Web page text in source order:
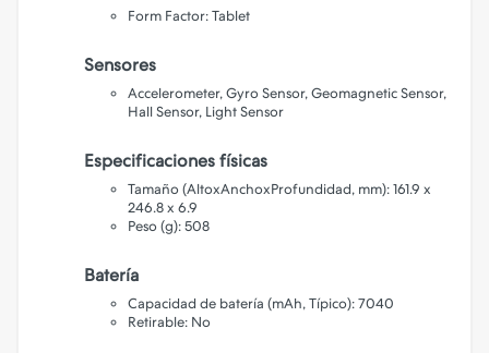
Form Factor: Tablet
Sensores
Accelerometer, Gyro Sensor, Geomagnetic Sensor,
Hall Sensor, Light Sensor
Especificaciones físicas
Tamaño (AltoxAnchoxProfundidad, mm): 161.9 x
246.8 x 6.9
Peso (g): 508
Batería
Capacidad de batería (mAh, Típico): 7040
Retirable: No